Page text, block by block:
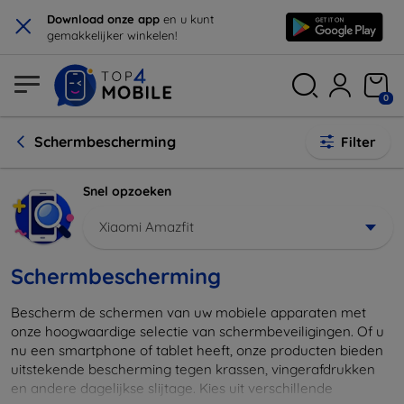
× Download onze app en u kunt
gemakkelijker winkelen!
0
Schermbescherming Filter
Snel opzoeken
Xiaomi Amazfit
Schermbescherming
Bescherm de schermen van uw mobiele apparaten met
onze hoogwaardige selectie van schermbeveiligingen. Of u
nu een smartphone of tablet heeft, onze producten bieden
uitstekende bescherming tegen krassen, vingerafdrukken
en andere dagelijkse slijtage. Kies uit verschillende